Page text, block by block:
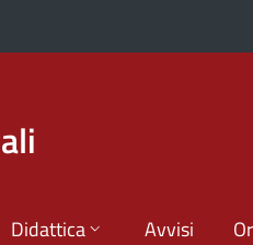
Didattica Avvisi